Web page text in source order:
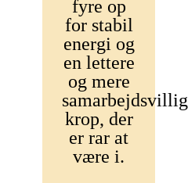
fyre op
for stabil
energi og
en lettere
og mere
samarbejdsvillig
krop, der
er rar at
være i.